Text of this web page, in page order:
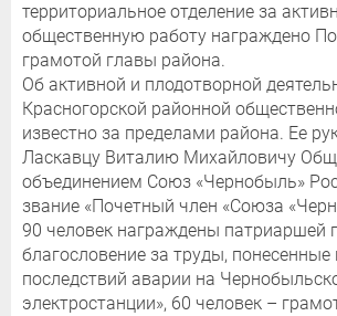
территориальное отделение за
общественную работу награждено
грамотой главы района.
Об активной и плодотворной
Красногорской районной
известно за пределами района. Ее
Ласкавцу Виталию Михайловичу
объединением Союз «Чернобыль»
звание «Почетный член «Союза
90 человек награждены патриаршей
благословение за труды,
последствий аварии на
электростанции», 60 человек –